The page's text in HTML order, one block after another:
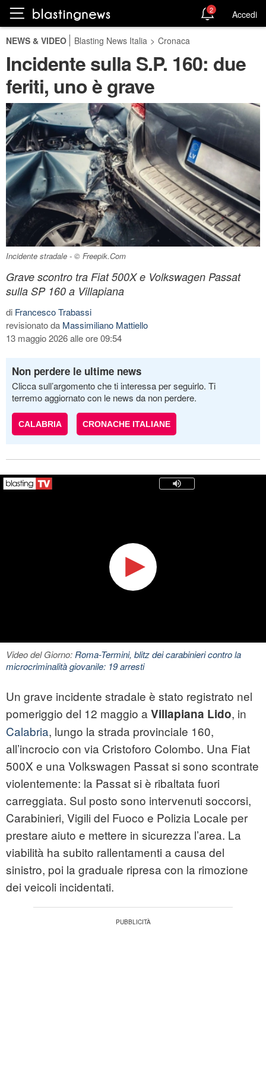
2 Accedi
NEWS & VIDEO Blasting News Italia > Cronaca
Incidente sulla S.P. 160: due
feriti, uno è grave
Incidente stradale - © Freepik.Com
Grave scontro tra Fiat 500X e Volkswagen Passat
sulla SP 160 a Villapiana
di Francesco Trabassi
revisionato da Massimiliano Mattiello
13 maggio 2026 alle ore 09:54
Non perdere le ultime news
Clicca sull’argomento che ti interessa per seguirlo. Ti
terremo aggiornato con le news da non perdere.
CALABRIA CRONACHE ITALIANE
Video del Giorno:Roma-Termini, blitz dei carabinieri contro la
microcriminalità giovanile: 19 arresti
Un grave incidente stradale è stato registrato nel
pomeriggio del 12 maggio a Villapiana Lido, in
Calabria, lungo la strada provinciale 160,
all’incrocio con via Cristoforo Colombo. Una Fiat
500X e una Volkswagen Passat si sono scontrate
violentemente: la Passat si è ribaltata fuori
carreggiata. Sul posto sono intervenuti soccorsi,
Carabinieri, Vigili del Fuoco e Polizia Locale per
prestare aiuto e mettere in sicurezza l’area. La
viabilità ha subito rallentamenti a causa del
sinistro, poi la graduale ripresa con la rimozione
dei veicoli incidentati.